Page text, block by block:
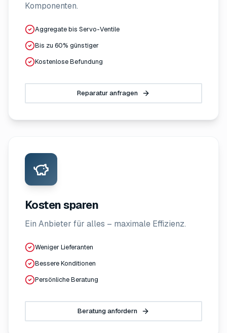
Komponenten.
Aggregate bis Servo-Ventile
Bis zu 60% günstiger
Kostenlose Befundung
Reparatur anfragen
Kosten sparen
Ein Anbieter für alles – maximale Effizienz.
Weniger Lieferanten
Bessere Konditionen
Persönliche Beratung
Beratung anfordern